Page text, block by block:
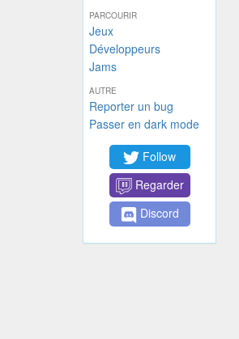
PARCOURIR
Jeux
Développeurs
Jams
AUTRE
Reporter un bug
Passer en dark mode
Follow
Regarder
Discord